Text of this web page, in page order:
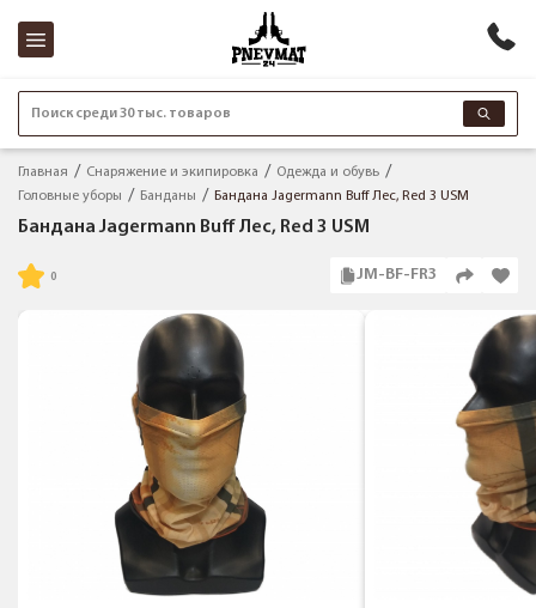
Поиск среди 30 тыс. товаров
Главная Снаряжение и экипировка
Одежда и обувь
Головные уборы
Банданы Бандана Jagermann Buff Лес, Red 3 USM
Бандана Jagermann Buff Лес, Red 3 USM
JM-BF-FR3